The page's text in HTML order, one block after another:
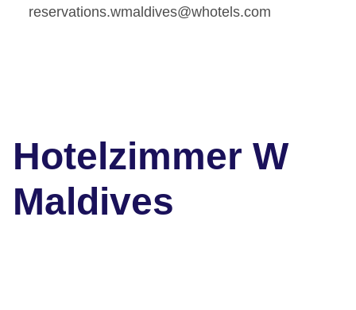
reservations.wmaldives@whotels.com
Hotelzimmer W
Maldives